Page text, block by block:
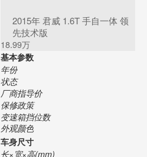
2015年 君威 1.6T 手自一体 领
先技术版
18.99万
基本参数
年份
状态
厂商指导价
保修政策
变速箱挡位数
外观颜色
车身尺寸
长×宽×高(mm)